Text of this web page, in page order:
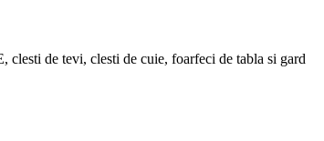
clesti de tevi, clesti de cuie, foarfeci de tabla si gard